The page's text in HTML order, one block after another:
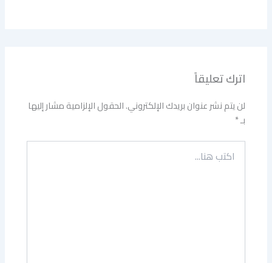
اترك تعليقاً
لن يتم نشر عنوان بريدك الإلكتروني.الحقول الإلزامية مشار إليها
بـ*
اكتب
هنا...